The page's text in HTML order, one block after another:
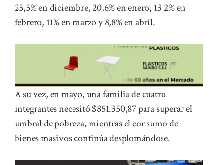
25,5% en diciembre, 20,6% en enero, 13,2% en
febrero, 11% en marzo y 8,8% en abril.
A su vez, en mayo, una familia de cuatro
integrantes necesitó $851.350,87 para superar el
umbral de pobreza, mientras el consumo de
bienes masivos continúa desplomándose.